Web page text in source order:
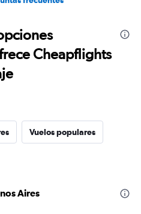
Cheapflights
Vuelos populares
Aires